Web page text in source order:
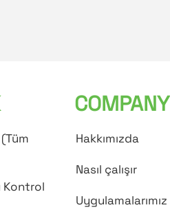
Kontrol
COMPANY
Hakkımızda
Nasıl çalışır
Uygulamalarımız